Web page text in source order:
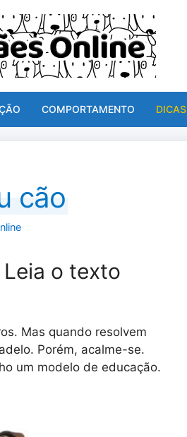
COMPORTAMENTO DICAS
cão
o texto
Mas quando resolvem
Porém, acalme-se.
um modelo de educação.